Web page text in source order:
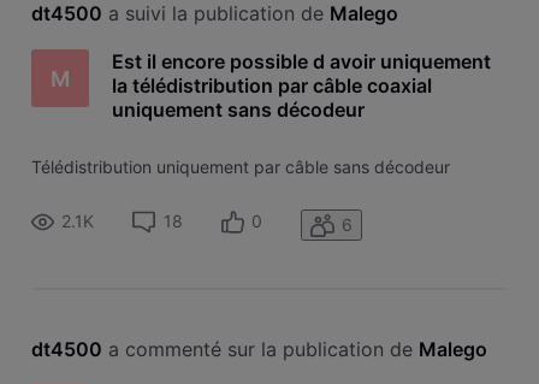
dt4500 a suivi la publication de Malego
M
Est il encore possible d avoir uniquement
la télédistribution par câble coaxial
uniquement sans décodeur
Télédistribution uniquement par câble sans décodeur
2.1K 18 0 6
dt4500 a commenté sur la publication de Malego